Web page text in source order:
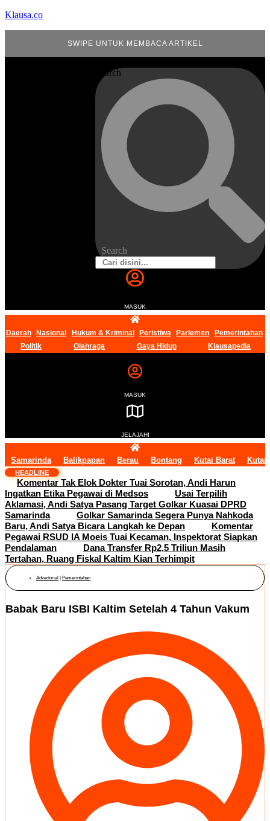
Klausa.co
SWIPE UNTUK MEMBACA ARTIKEL
Search
Search
MASUK
Daerah Nasional Hukum & Kriminal Peristiwa Parlemen
Pemerintahan
Politik
Olahraga Gaya Hidup Klausapedia
MASUK
JELAJAHI
Samarinda Balikpapan Berau Bontang Kutai Barat Kutai
HEADLINE
Komentar Tak Elok Dokter Tuai Sorotan, Andi Harun
Ingatkan Etika Pegawai di Medsos
Usai Terpilih
Aklamasi, Andi Satya Pasang Target Golkar Kuasai DPRD
Samarinda
Golkar Samarinda Segera Punya Nahkoda
Baru, Andi Satya Bicara Langkah ke Depan
Komentar
Pegawai RSUD IA Moeis Tuai Kecaman, Inspektorat Siapkan
Pendalaman
Dana Transfer Rp2,5 Triliun Masih
Tertahan, Ruang Fiskal Kaltim Kian Terhimpit
Advertorial Pemerintahan
Babak Baru ISBI Kaltim Setelah 4 Tahun Vakum